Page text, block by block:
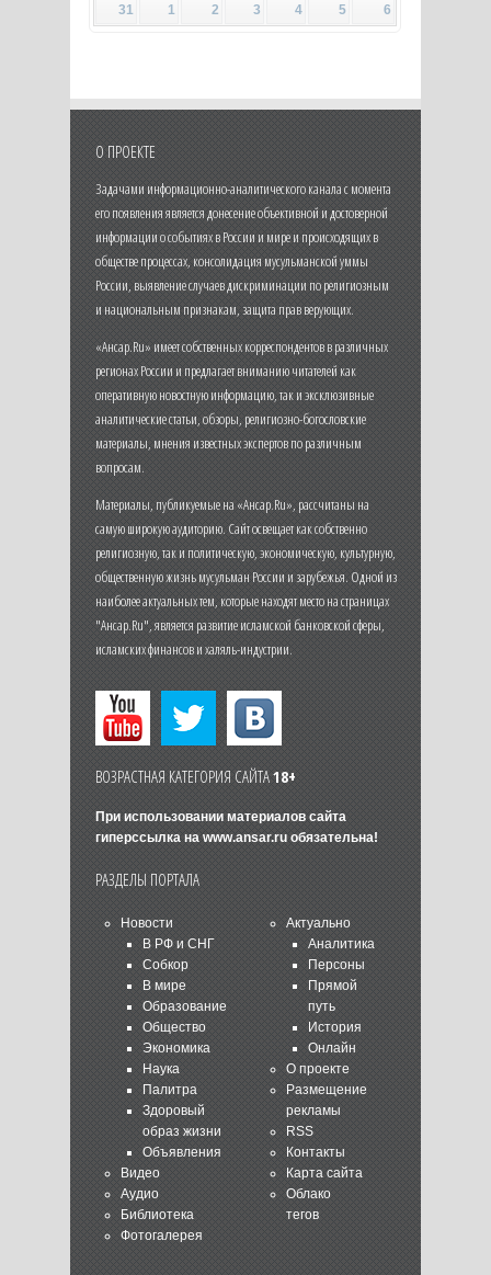
31
1 2 3 4 5 6
О ПРОЕКТЕ
Задачами информационно-аналитического канала с момента
его появления является донесение объективной и достоверной
информации о событиях в России и мире и происходящих в
обществе процессах, консолидация мусульманской уммы
России, выявление случаев дискриминации по религиозным
и национальным признакам, защита прав верующих.
«Ансар.Ru» имеет собственных корреспондентов в различных
регионах России и предлагает вниманию читателей как
оперативную новостную информацию, так и эксклюзивные
аналитические статьи, обзоры, религиозно-богословские
материалы, мнения известных экспертов по различным
вопросам.
Материалы, публикуемые на «Ансар.Ru», рассчитаны на
самую широкую аудиторию. Сайт освещает как собственно
религиозную, так и политическую, экономическую, культурную,
общественную жизнь мусульман России и зарубежья. Одной из
наиболее актуальных тем, которые находят место на страницах
"Ансар.Ru", является развитие исламской банковской сферы,
исламских финансов и халяль-индустрии.
ВОЗРАСТНАЯ КАТЕГОРИЯ САЙТА18+
При использовании материалов сайта
гиперссылка на www.ansar.ruобязательна!
РАЗДЕЛЫ ПОРТАЛА
Новости
В РФ и СНГ
Собкор
В мире
Образование
Общество
Экономика
Наука
Палитра
Здоровый
образ жизни
Объявления
Видео
Аудио
Библиотека
Фотогалерея
Актуально
Аналитика
Персоны
Прямой
путь
История
Онлайн
О проекте
Размещение
рекламы
RSS
Контакты
Карта сайта
Облако
тегов